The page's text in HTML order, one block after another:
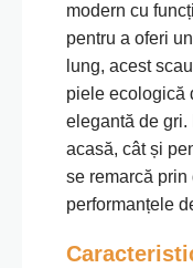
modern cu
pentru a oferi
lung, acest
piele ecologică
elegantă de gri.
acasă, cât și
se remarcă
performanțele